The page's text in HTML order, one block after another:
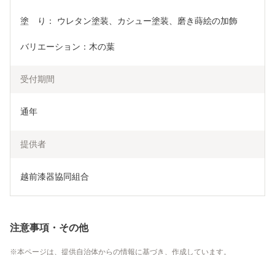
塗　り： ウレタン塗装、カシュー塗装、磨き蒔絵の加飾
バリエーション：木の葉
受付期間
通年
提供者
越前漆器協同組合
注意事項・その他
本ページは、提供自治体からの情報に基づき、作成しています。